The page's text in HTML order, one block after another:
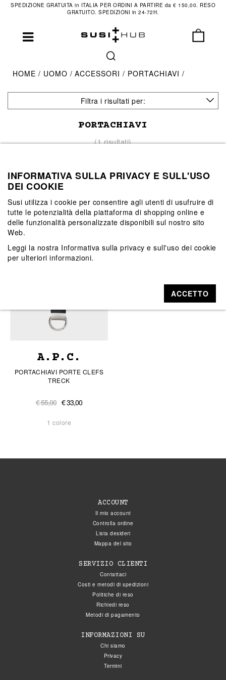
SPEDIZIONE GRATUITA in ITALIA PER ORDINI A PARTIRE da € 150,00. RESO
GRATUITO. SPEDIZIONI in 24-72H.
HOME UOMO ACCESSORI PORTACHIAVI
Filtra i risultati per:
PORTACHIAVI
(1 risultati)
A.P.C.
PORTACHIAVI PORTE CLEFS
TRECK
€ 55,00 € 33,00
1 colore
ACCOUNT
Il mio account
Controlla ordine
Lista desideri
Mappa del sito
SERVIZIO CLIENTI
Contattaci
Costi e metodi di spedizioni
Politiche di reso
Richiedi reso
Metodi di pagamento
INFORMAZIONI SU
Chi siamo
Privacy
Termini
INFORMATIVA SULLA PRIVACY E SULL'USO
DEI COOKIE
Susi utilizza i cookie per consentire agli utenti di usufruire di
tutte le potenzialità della piattaforma di shopping online e
delle funzionalità personalizzate disponibili sul nostro sito
Web.
Leggi la nostra Informativa sulla privacy e sull'uso dei cookie
per ulteriori informazioni.
ACCETTO